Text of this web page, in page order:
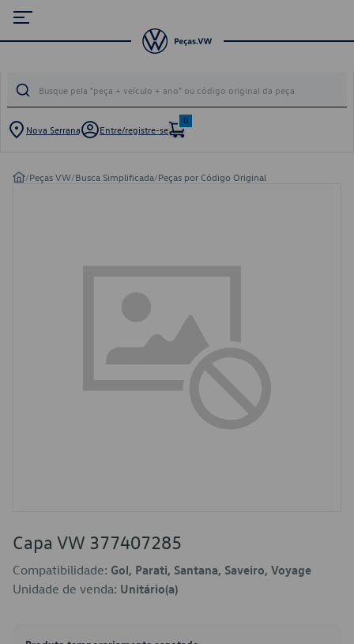
Nova Serrana Entre/registre-se
0
/Peças VW/Busca Simplificada/Peças por Código Original
Capa VW 377407285
Compatibilidade: Gol, Parati, Santana, Saveiro, Voyage
Unidade de venda: Unitário(a)